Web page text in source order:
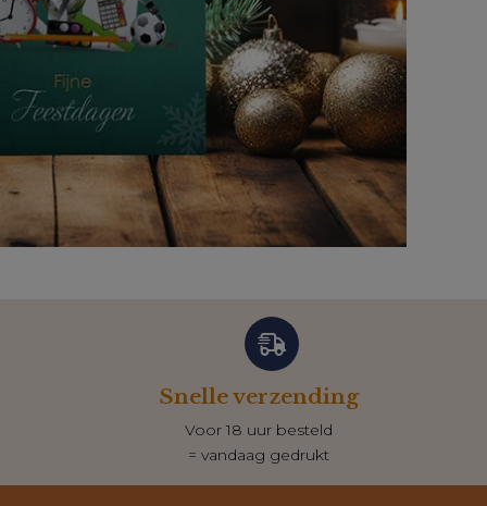
Snelle verzending
Voor 18 uur besteld
= vandaag gedrukt